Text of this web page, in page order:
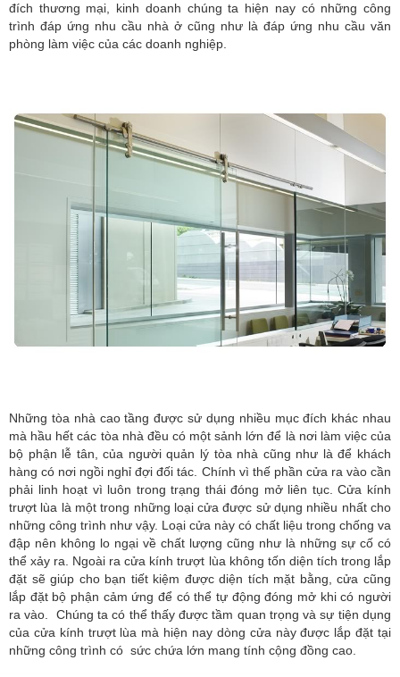
đích thương mại, kinh doanh chúng ta hiện nay có những công
trình đáp ứng nhu cầu nhà ở cũng như là đáp ứng nhu cầu văn
phòng làm việc của các doanh nghiệp.
Những tòa nhà cao tầng được sử dụng nhiều mục đích khác nhau
mà hầu hết các tòa nhà đều có một sảnh lớn để là nơi làm việc của
bộ phận lễ tân, của người quản lý tòa nhà cũng như là để khách
hàng có nơi ngồi nghỉ đợi đối tác. Chính vì thế phần cửa ra vào cần
phải linh hoạt vì luôn trong trạng thái đóng mở liên tục. Cửa kính
trượt lùa là một trong những loại cửa được sử dụng nhiều nhất cho
những công trình như vậy. Loại cửa này có chất liệu trong chống va
đập nên không lo ngại về chất lượng cũng như là những sự cố có
thể xảy ra. Ngoài ra cửa kính trượt lùa không tốn diện tích trong lắp
đặt sẽ giúp cho bạn tiết kiệm được diện tích mặt bằng, cửa cũng
lắp đặt bộ phận cảm ứng để có thể tự động đóng mở khi có người
ra vào. Chúng ta có thể thấy được tầm quan trọng và sự tiện dụng
của cửa kính trượt lùa mà hiện nay dòng cửa này được lắp đặt tại
những công trình có sức chứa lớn mang tính cộng đồng cao.